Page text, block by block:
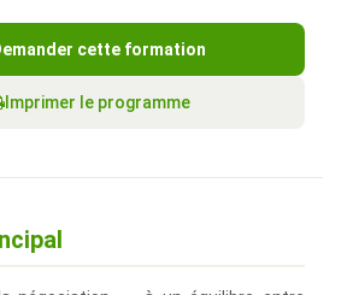
cette formation
Imprimer le programme